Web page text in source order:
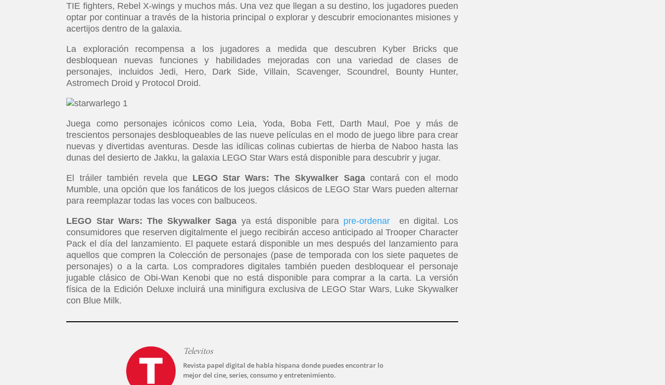
TIE fighters, Rebel X-wings y muchos más. Una vez que llegan a su destino, los jugadores pueden
optar por continuar a través de la historia principal o explorar y descubrir emocionantes misiones y
acertijos dentro de la galaxia.
La exploración recompensa a los jugadores a medida que descubren Kyber Bricks que
desbloquean nuevas funciones y habilidades mejoradas con una variedad de clases de
personajes, incluidos Jedi, Hero, Dark Side, Villain, Scavenger, Scoundrel, Bounty Hunter,
Astromech Droid y Protocol Droid.
Juega como personajes icónicos como Leia, Yoda, Boba Fett, Darth Maul, Poe y más de
trescientos personajes desbloqueables de las nueve películas en el modo de juego libre para crear
nuevas y divertidas aventuras. Desde las idílicas colinas cubiertas de hierba de Naboo hasta las
dunas del desierto de Jakku, la galaxia LEGO Star Wars está disponible para descubrir y jugar.
El tráiler también revela que LEGO Star Wars: The Skywalker Sagacontará con el modo
Mumble, una opción que los fanáticos de los juegos clásicos de LEGO Star Wars pueden alternar
para reemplazar todas las voces con balbuceos.
LEGO Star Wars: The Skywalker Saga ya está disponible para pre-ordenar en digital. Los
consumidores que reserven digitalmente el juego recibirán acceso anticipado al Trooper Character
Pack el día del lanzamiento. El paquete estará disponible un mes después del lanzamiento para
aquellos que compren la Colección de personajes (pase de temporada con los siete paquetes de
personajes) o a la carta. Los compradores digitales también pueden desbloquear el personaje
jugable clásico de Obi-Wan Kenobi que no está disponible para comprar a la carta. La versión
física de la Edición Deluxe incluirá una minifigura exclusiva de LEGO Star Wars, Luke Skywalker
con Blue Milk.
Televitos
Revista papel digital de habla hispana donde puedes encontrar lo
mejor del cine, series, consumo y entretenimiento.